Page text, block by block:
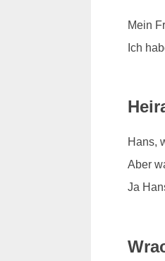
Mein
Ich
Hans,
Aber
Ja